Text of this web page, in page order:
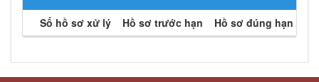
Số hồ sơ xử lý Hồ sơ trước hạn Hồ sơ đúng hạn